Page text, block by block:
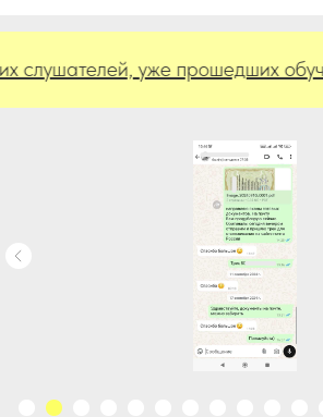
уже прошедших обучение